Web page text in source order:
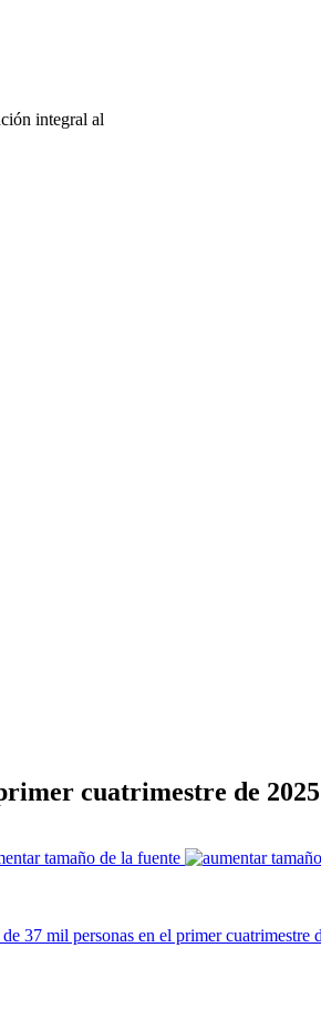
integral al
cuatrimestre de 2025
tamaño de la fuente